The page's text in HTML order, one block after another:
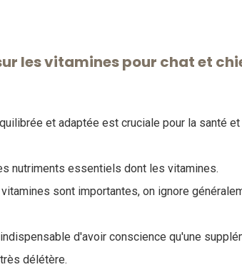
les vitamines pour chat et
et adaptée est cruciale pour la santé
nutriments essentiels dont les vitamines.
sont importantes, on ignore
d'avoir conscience qu'une
délétère.